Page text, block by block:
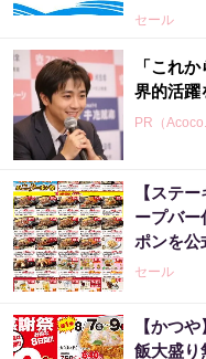
セール
「これ
界的活躍
PR（Acoco.
【ステ
ープバー
ポンを公
セール
【かつ
飯大盛り